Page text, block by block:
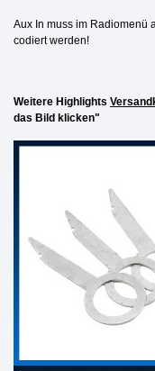
Aux In muss im Radiomenü
codiert werden!
Weitere Highlights
das Bild klicken"